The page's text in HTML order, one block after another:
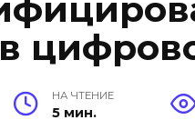
НА ЧТЕНИЕ
5 мин.